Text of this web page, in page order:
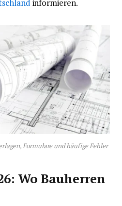
informieren.
Formulare und häufige Fehler
Wo Bauherren